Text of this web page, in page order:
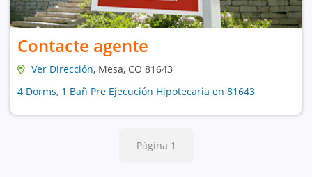
Contacte agente
Ver Dirección, Mesa, CO 81643
4 Dorms, 1 Bañ Pre Ejecución Hipotecaria en 81643
Página 1